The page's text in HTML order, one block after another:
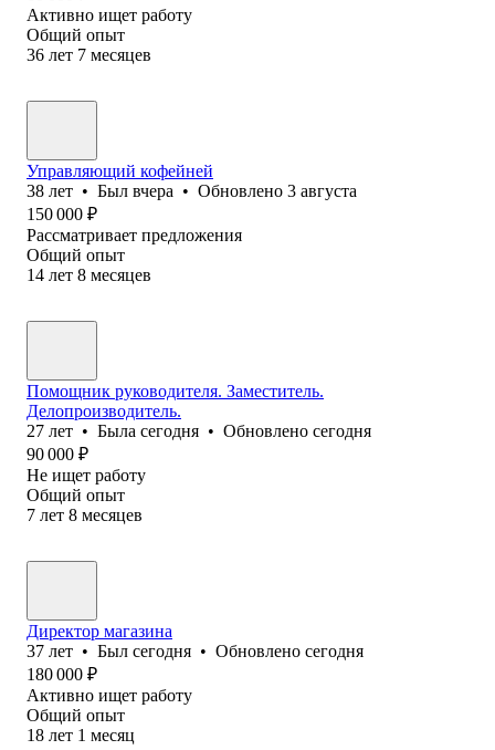
Активно ищет работу
Общий опыт
36 лет 7 месяцев
Управляющий кофейней
38 лет • Был вчера • Обновлено 3 августа
150 000 ₽
Рассматривает предложения
Общий опыт
14 лет 8 месяцев
Помощник руководителя. Заместитель.
Делопроизводитель.
27 лет • Была сегодня • Обновлено сегодня
90 000 ₽
Не ищет работу
Общий опыт
7 лет 8 месяцев
Директор магазина
37 лет • Был сегодня • Обновлено сегодня
180 000 ₽
Активно ищет работу
Общий опыт
18 лет 1 месяц